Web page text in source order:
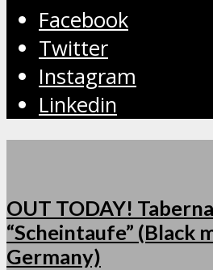
Facebook
Twitter
Instagram
Linkedin
OUT TODAY!
“Scheintaufe” (Black
Germany)